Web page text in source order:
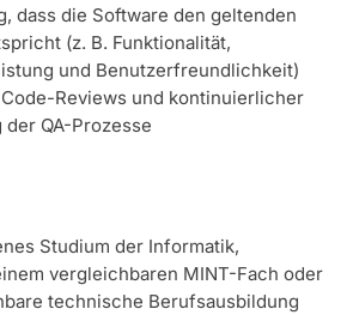
dass die Software den geltenden
(z. B. Funktionalität,
und Benutzerfreundlichkeit)
Reviews und kontinuierlicher
QA-Prozesse
Studium der Informatik,
vergleichbaren MINT-Fach oder
technische Berufsausbildung